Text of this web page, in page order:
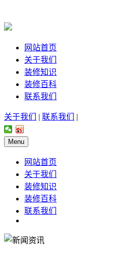
网站首页
关于我们
装修知识
装修百科
联系我们
关于我们 | 联系我们 |
Menu
网站首页
关于我们
装修知识
装修百科
联系我们